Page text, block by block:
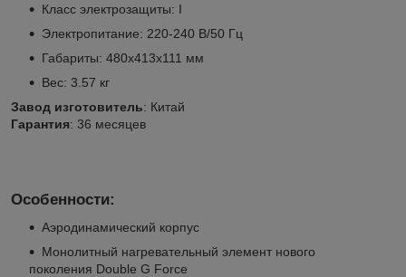
Класс электрозащиты: I
Электропитание: 220-240 В/50 Гц
Габариты: 480х413х111 мм
Вес: 3.57 кг
Завод изготовитель: Китай
Гарантия: 36 месяцев
Особенности:
Аэродинамический корпус
Монолитный нагревательный элемент нового
поколения Double G Force